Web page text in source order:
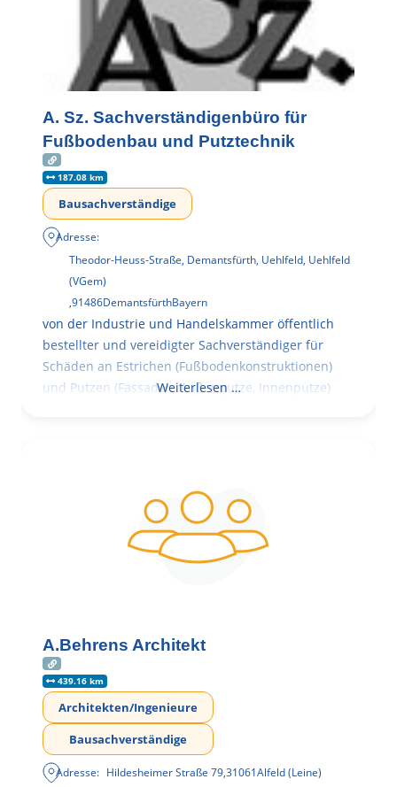
A. Sz. Sachverständigenbüro für
Fußbodenbau und Putztechnik
187.08 km
Bausachverständige
Adresse:
Theodor-Heuss-Straße, Demantsfürth, Uehlfeld, Uehlfeld
(VGem)
,91486DemantsfürthBayern
von der Industrie und Handelskammer öffentlich
bestellter und vereidigter Sachverständiger für
Schäden an Estrichen (Fußbodenkonstruktionen)
und Putzen (Fassaden, Außenputze, Innenputze)
Weiterlesen …
A.Behrens Architekt
439.16 km
Architekten/Ingenieure
Bausachverständige
Adresse: Hildesheimer Straße 79,31061Alfeld (Leine)